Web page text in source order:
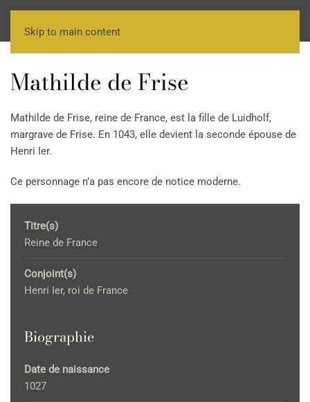
Skip to main content
Mathilde de Frise
Mathilde de Frise, reine de France, est la fille de Luidholf,
margrave de Frise. En 1043, elle devient la seconde épouse de
Henri Ier.
Ce personnage n’a pas encore de notice moderne.
Titre(s)
Reine de France
Conjoint(s)
Henri Ier, roi de France
Biographie
Date de naissance
1027